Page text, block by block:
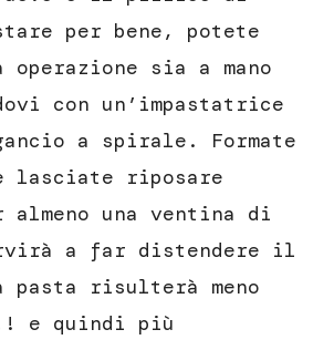
per bene, potete
operazione sia a mano
con un’impastatrice
a spirale. Formate
lasciate riposare
almeno una ventina di
a far distendere il
risulterà meno
e quindi più